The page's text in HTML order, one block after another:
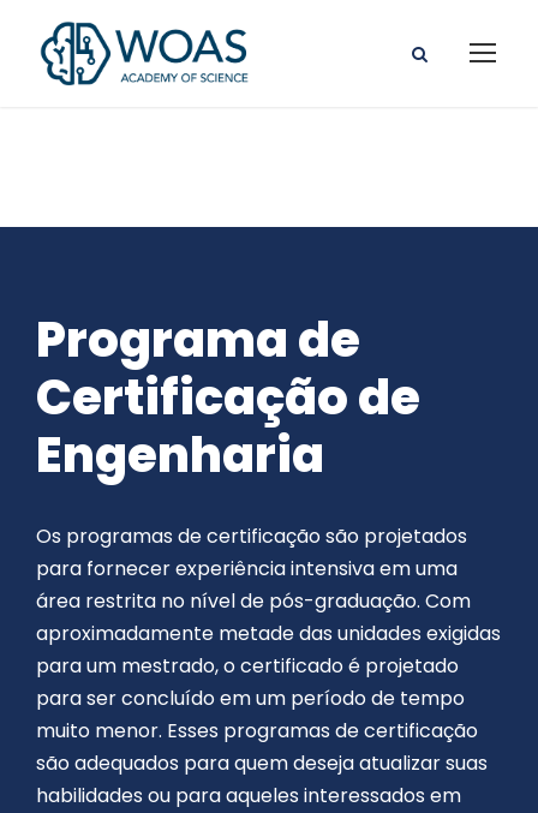
Programa de
Certificação de
Engenharia
Os programas de certificação são projetados
para fornecer experiência intensiva em uma
área restrita no nível de pós-graduação. Com
aproximadamente metade das unidades exigidas
para um mestrado, o certificado é projetado
para ser concluído em um período de tempo
muito menor. Esses programas de certificação
são adequados para quem deseja atualizar suas
habilidades ou para aqueles interessados ​​em